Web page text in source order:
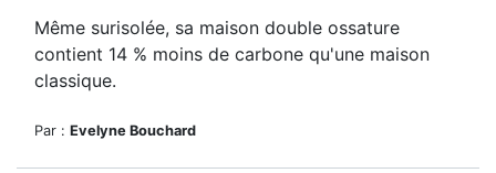
Même surisolée, sa maison double ossature
contient 14 % moins de carbone qu'une maison
classique.
Par : Evelyne Bouchard